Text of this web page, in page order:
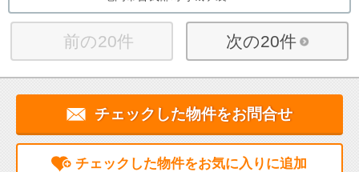
前の20件 次の20件
チェックした物件をお問合せ
チェックした物件をお気に入りに追加